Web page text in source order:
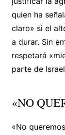
quien ha
claro» si el
a durar. Sin
respetará
parte de
«NO
«No